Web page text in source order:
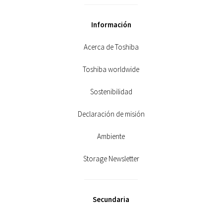
Información
Acerca de Toshiba
Toshiba worldwide
Sostenibilidad
Declaración de misión
Ambiente
Storage Newsletter
Secundaria